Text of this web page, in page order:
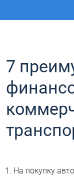
7
На покупку